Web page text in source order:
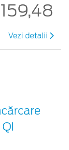
Vezi detalii